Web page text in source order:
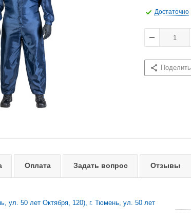
Достаточно
Оплата Задать вопрос Отзывы
ул. 50 лет Октября, 120), г. Тюмень, ул. 50 лет